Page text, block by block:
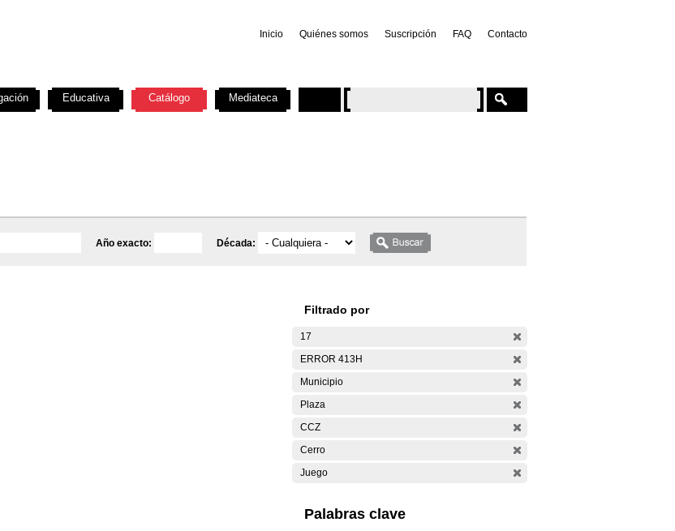
Inicio Quiénes somos Suscripción FAQ Contacto
Año exacto: Década:
Filtrado por
17
ERROR 413H
Municipio
Plaza
CCZ
Cerro
Juego
Palabras clave
Educativa Catálogo Mediateca